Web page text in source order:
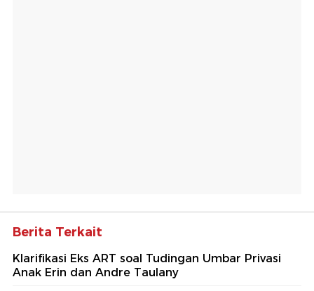
Berita Terkait
Klarifikasi Eks ART soal Tudingan Umbar Privasi
Anak Erin dan Andre Taulany